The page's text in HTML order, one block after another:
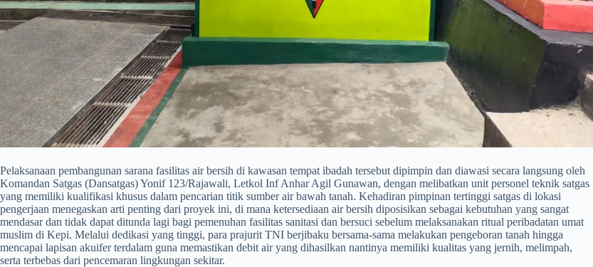
​Pelaksanaan pembangunan sarana fasilitas air bersih di kawasan tempat ibadah tersebut dipimpin dan diawasi secara langsung oleh
Komandan Satgas (Dansatgas) Yonif 123/Rajawali, Letkol Inf Anhar Agil Gunawan, dengan melibatkan unit personel teknik satgas
yang memiliki kualifikasi khusus dalam pencarian titik sumber air bawah tanah. Kehadiran pimpinan tertinggi satgas di lokasi
pengerjaan menegaskan arti penting dari proyek ini, di mana ketersediaan air bersih diposisikan sebagai kebutuhan yang sangat
mendasar dan tidak dapat ditunda lagi bagi pemenuhan fasilitas sanitasi dan bersuci sebelum melaksanakan ritual peribadatan umat
muslim di Kepi. Melalui dedikasi yang tinggi, para prajurit TNI berjibaku bersama-sama melakukan pengeboran tanah hingga
mencapai lapisan akuifer terdalam guna memastikan debit air yang dihasilkan nantinya memiliki kualitas yang jernih, melimpah,
serta terbebas dari pencemaran lingkungan sekitar.